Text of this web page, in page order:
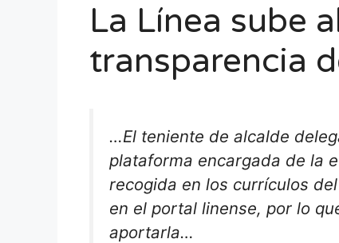
La Línea sube
transparencia
…El teniente de alcalde
plataforma encargada de la
recogida en los currículos
en el portal linense, por lo
aportarla…